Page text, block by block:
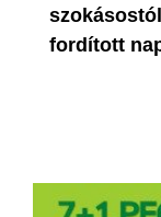
fordított